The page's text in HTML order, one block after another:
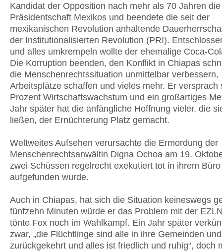
Kandidat der Opposition nach mehr als 70 Jahren die
Präsidentschaft Mexikos und beendete die seit der
mexikanischen Revolution anhaltende
der Institutionalisierten Revolution (PRI).
und alles umkrempeln wollte der ehemalige Coca-
Die Korruption beenden, den Konflikt in Chiapas
die Menschenrechtssituation unmittelbar verbessern,
Arbeitsplätze schaffen und vieles mehr. Er versprach
Prozent Wirtschaftswachstum und ein großartiges
Jahr später hat die anfängliche Hoffnung vieler, die
ließen, der Ernüchterung Platz gemacht.
Weltweites Aufsehen verursachte die Ermordung der
Menschenrechtsanwältin Digna Ochoa am 19.
zwei Schüssen regelrecht exekutiert tot in ihrem Büro
aufgefunden wurde.
Auch in Chiapas, hat sich die Situation keineswegs
fünfzehn Minuten würde er das Problem mit der
tönte Fox noch im Wahlkampf. Ein Jahr später
zwar, „die Flüchtlinge sind alle in ihre Gemeinden
zurückgekehrt und alles ist friedlich und ruhig“, doch